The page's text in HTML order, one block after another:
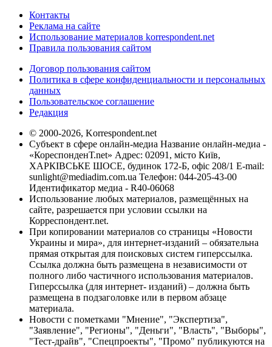
Контакты
Реклама на сайте
Использование материалов korrespondent.net
Правила пользования сайтом
Договор пользования сайтом
Политика в сфере конфиденциальности и персональных
данных
Пользовательское соглашение
Редакция
© 2000-2026, Korrespondent.net
Субъект в сфере онлайн-медиа Название онлайн-медиа -
«КореспонденТ.net» Адрес: 02091, місто Київ,
ХАРКІВСЬКЕ ШОСЕ, будинок 172-Б, офіс 208/1 E-mail:
sunlight@mediadim.com.ua Телефон: 044-205-43-00
Идентификатор медиа - R40-06068
Использование любых материалов, размещённых на
сайте, разрешается при условии ссылки на
Корреспондент.net.
При копировании материалов со страницы «Новости
Украины и мира», для интернет-изданий – обязательна
прямая открытая для поисковых систем гиперссылка.
Ссылка должна быть размещена в независимости от
полного либо частичного использования материалов.
Гиперссылка (для интернет- изданий) – должна быть
размещена в подзаголовке или в первом абзаце
материала.
Новости с пометками "Мнение", "Экспертиза",
"Заявление", "Регионы", "Деньги", "Власть", "Выборы",
"Тест-драйв", "Спецпроекты", "Промо" публикуются на